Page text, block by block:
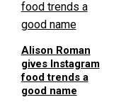
Alison Roman
gives Instagram
food trends a
good name